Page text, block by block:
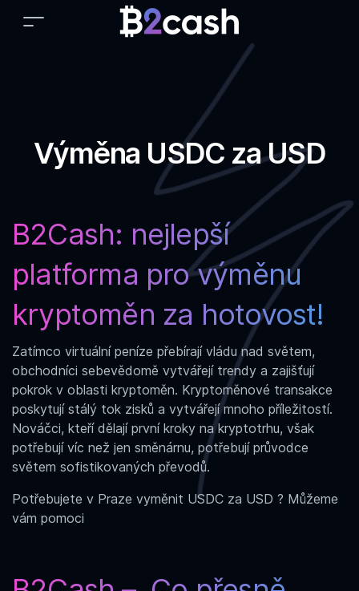
Výměna USDC za USD
B2Cash: nejlepší
platforma provýměnu
kryptoměn za hotovost!
Zatímco virtuální peníze přebírají vládu nad světem,
obchodníci sebevědomě vytvářejí trendy a zajišťují
pokrok v oblasti kryptoměn. Kryptoměnové transakce
poskytují stálý tok zisků a vytvářejí mnoho příležitostí.
Nováčci, kteří dělají první kroky na kryptotrhu, však
potřebují víc než jen směnárnu, potřebují průvodce
světem sofistikovaných převodů.
Potřebujete v Praze vyměnit USDC za USD ? Můžeme
vám pomoci